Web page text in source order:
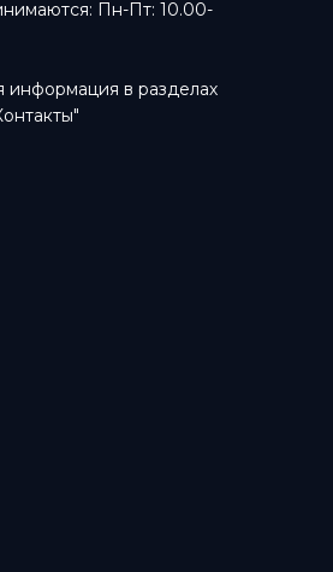
Пн-Пт: 10.00-
информация в разделах